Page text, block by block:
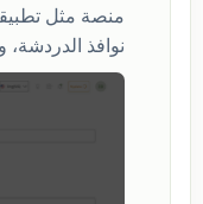
منصة مثل
نوافذ